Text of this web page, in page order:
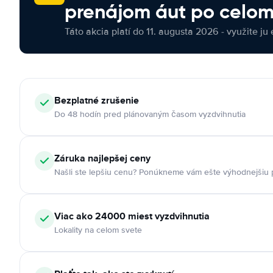
prenájom áut po
Táto akcia platí do 11. augusta 2026 - využite ju
Bezplatné zrušenie
Do 48 hodín pred plánovaným časom vyzdvihnutia
Záruka najlepšej ceny
Našli ste lepšiu cenu? Ponúkneme vám ešte výhodnejšiu
Viac ako 24000 miest vyzdvihnutia
Lokality na celom svete